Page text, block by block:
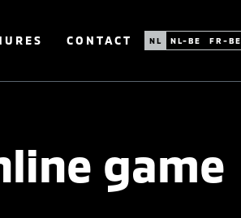
CONTACT NL NL-BE FR-BE
game